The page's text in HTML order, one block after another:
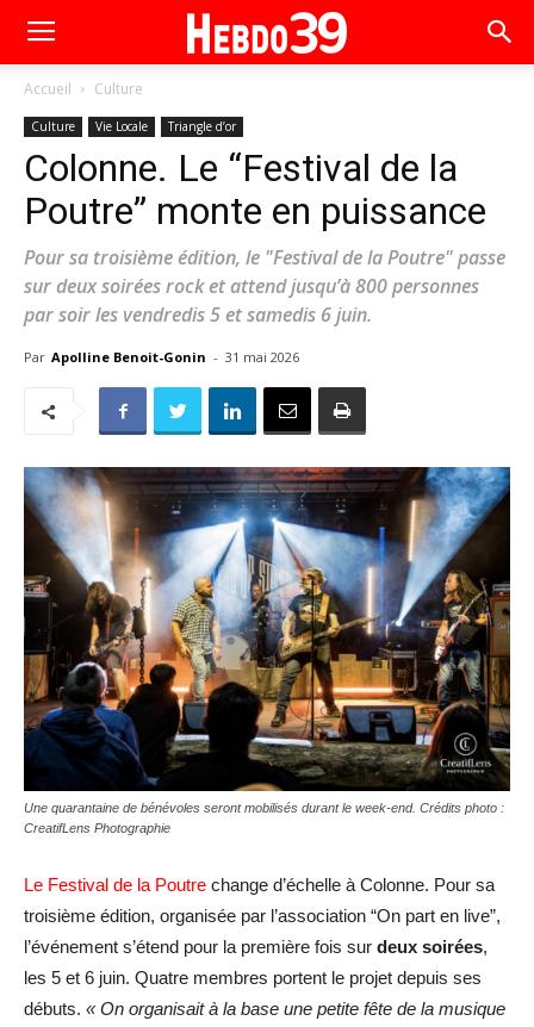
Accueil Culture
Culture Vie Locale Triangle d’or
Colonne. Le “Festival de la
Poutre” monte en puissance
Pour sa troisième édition, le "Festival de la Poutre" passe
sur deux soirées rock et attend jusqu’à 800 personnes
par soir les vendredis 5 et samedis 6 juin.
Par Apolline Benoit-Gonin - 31 mai 2026
Une quarantaine de bénévoles seront mobilisés durant le week-end. Crédits photo :
CreatifLens Photographie
Le Festival de la Poutre change d’échelle à Colonne. Pour sa
troisième édition, organisée par l’association “On part en live”,
l’événement s’étend pour la première fois sur deux soirées,
les 5 et 6 juin. Quatre membres portent le projet depuis ses
débuts. « On organisait à la base une petite fête de la musique